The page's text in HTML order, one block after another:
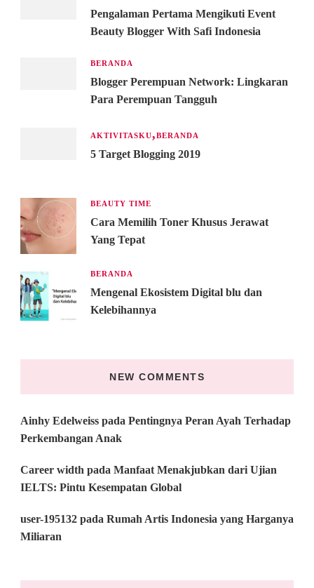
Pengalaman Pertama Mengikuti Event
Beauty Blogger With Safi Indonesia
BERANDA
Blogger Perempuan Network: Lingkaran
Para Perempuan Tangguh
AKTIVITASKU BERANDA
5 Target Blogging 2019
BEAUTY TIME
Cara Memilih Toner Khusus Jerawat
Yang Tepat
BERANDA
Mengenal Ekosistem Digital blu dan
Kelebihannya
NEW COMMENTS
Ainhy Edelweiss pada Pentingnya Peran Ayah Terhadap
Perkembangan Anak
Career width pada Manfaat Menakjubkan dari Ujian
IELTS: Pintu Kesempatan Global
user-195132 pada Rumah Artis Indonesia yang Harganya
Miliaran